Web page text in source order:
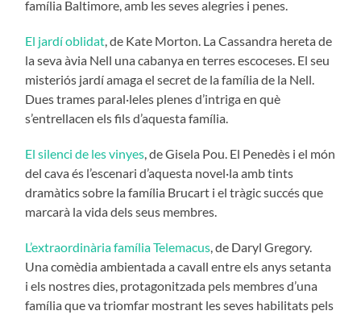
família Baltimore, amb les seves alegries i penes.
El jardí oblidat , de Kate Morton. La Cassandra hereta de
la seva àvia Nell una cabanya en terres escoceses. El seu
misteriós jardí amaga el secret de la família de la Nell.
Dues trames paral·leles plenes d’intriga en què
s’entrellacen els fils d’aquesta família.
El silenci de les vinyes , de Gisela Pou. El Penedès i el món
del cava és l’escenari d’aquesta novel·la amb tints
dramàtics sobre la família Brucart i el tràgic succés que
marcarà la vida dels seus membres.
L’extraordinària família Telemacus , de Daryl Gregory.
Una comèdia ambientada a cavall entre els anys setanta
i els nostres dies, protagonitzada pels membres d’una
família que va triomfar mostrant les seves habilitats pels